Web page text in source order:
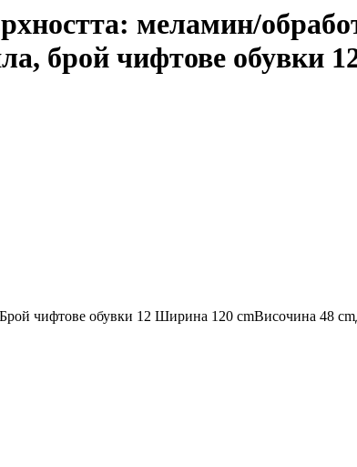
меламин/
брой чифтове обувки
Брой чифтове обувки 12 Ширина 120 cmВисочина 48 cm